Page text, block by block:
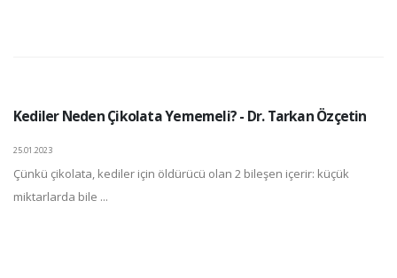
Kediler Neden Çikolata Yememeli? - Dr. Tarkan Özçetin
25.01.2023
Çünkü çikolata, kediler için öldürücü olan 2 bileşen içerir: küçük
miktarlarda bile ...